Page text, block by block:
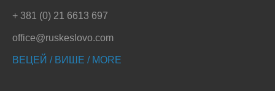
+ 381 (0) 21 6613 697
office@ruskeslovo.com
ВЕЦЕЙ / ВИШЕ / MORE